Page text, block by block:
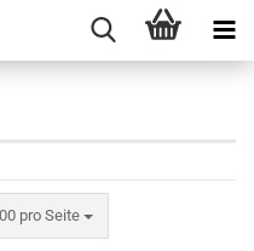
pro Seite
Seite